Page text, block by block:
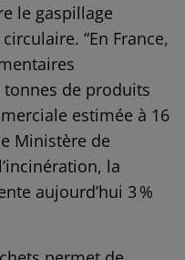
le gaspillage
“En France,
de produits
estimée à 16
Ministère de
la
aujourd’hui 3 %